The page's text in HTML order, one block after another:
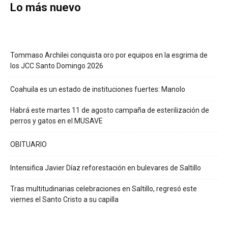
Lo más nuevo
Tommaso Archilei conquista oro por equipos en la esgrima de
los JCC Santo Domingo 2026
Coahuila es un estado de instituciones fuertes: Manolo
Habrá este martes 11 de agosto campaña de esterilización de
perros y gatos en el MUSAVE
OBITUARIO
Intensifica Javier Díaz reforestación en bulevares de Saltillo
Tras multitudinarias celebraciones en Saltillo, regresó este
viernes el Santo Cristo a su capilla